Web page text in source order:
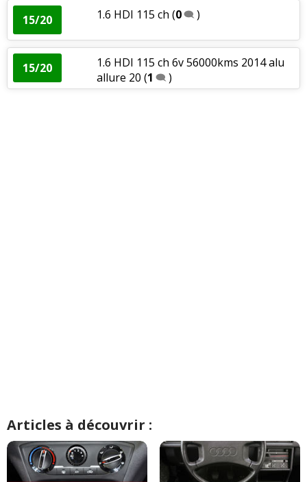
15/20 1.6 HDI 115 ch (0 )
15/20
1.6 HDI 115 ch 6v 56000kms 2014 alu
allure 20 (1 )
Articles à découvrir :